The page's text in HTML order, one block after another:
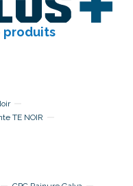
produits
TE NOIR